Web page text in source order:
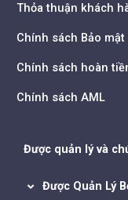
Thỏa thuận khách
Chính sách Bảo mật
Chính sách hoàn
Chính sách AML
Được quản lý và
Được Quản Lý